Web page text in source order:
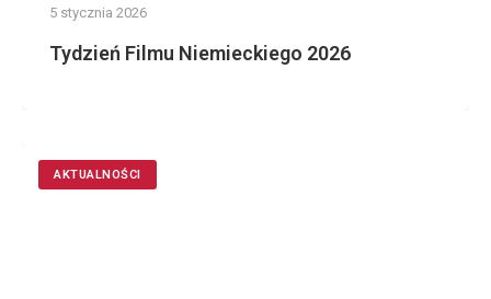
5 stycznia 2026
Tydzień Filmu Niemieckiego 2026
AKTUALNOŚCI